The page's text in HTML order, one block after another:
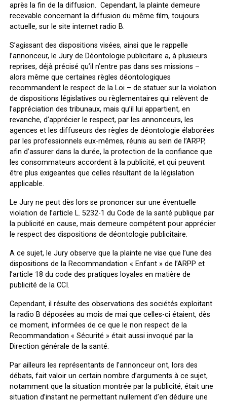
après la fin de la diffusion. Cependant, la plainte demeure
recevable concernant la diffusion du même film, toujours
actuelle, sur le site internet radio B.
S’agissant des dispositions visées, ainsi que le rappelle
l’annonceur, le Jury de Déontologie publicitaire a, à plusieurs
reprises, déjà précisé qu’il n’entre pas dans ses missions –
alors même que certaines règles déontologiques
recommandent le respect de la Loi – de statuer sur la violation
de dispositions législatives ou règlementaires qui relèvent de
l’appréciation des tribunaux, mais qu’il lui appartient, en
revanche, d’apprécier le respect, par les annonceurs, les
agences et les diffuseurs des règles de déontologie élaborées
par les professionnels eux-mêmes, réunis au sein de l’ARPP,
afin d’assurer dans la durée, la protection de la confiance que
les consommateurs accordent à la publicité, et qui peuvent
être plus exigeantes que celles résultant de la législation
applicable.
Le Jury ne peut dès lors se prononcer sur une éventuelle
violation de l’article L. 5232-1 du Code de la santé publique par
la publicité en cause, mais demeure compétent pour apprécier
le respect des dispositions de déontologie publicitaire.
A ce sujet, le Jury observe que la plainte ne vise que l’une des
dispositions de la Recommandation « Enfant » de l’ARPP et
l’article 18 du code des pratiques loyales en matière de
publicité de la CCI.
Cependant, il résulte des observations des sociétés exploitant
la radio B déposées au mois de mai que celles-ci étaient, dès
ce moment, informées de ce que le non respect de la
Recommandation « Sécurité » était aussi invoqué par la
Direction générale de la santé.
Par ailleurs les représentants de l’annonceur ont, lors des
débats, fait valoir un certain nombre d’arguments à ce sujet,
notamment que la situation montrée par la publicité, était une
situation d’instant ne permettant nullement d’en déduire une